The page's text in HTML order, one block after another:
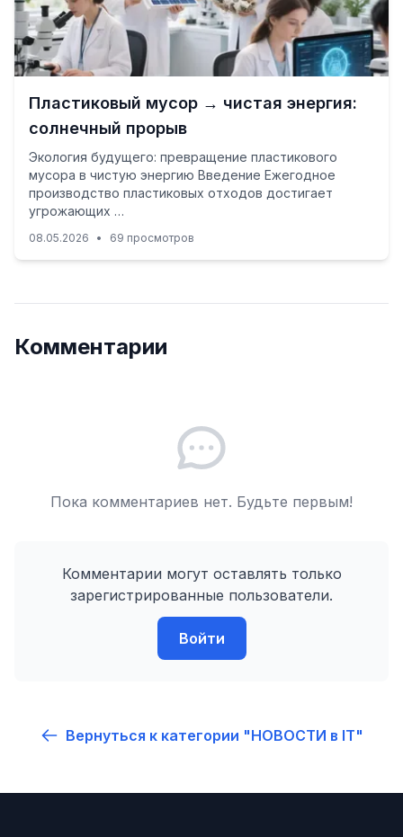
Пластиковый мусор → чистая энергия:
солнечный прорыв
Экология будущего: превращение пластикового
мусора в чистую энергию Введение Ежегодное
производство пластиковых отходов достигает
угрожающих …
08.05.2026 • 69 просмотров
Комментарии
Пока комментариев нет. Будьте первым!
Комментарии могут оставлять только
зарегистрированные пользователи.
Войти
Вернуться к категории "НОВОСТИ в IT"